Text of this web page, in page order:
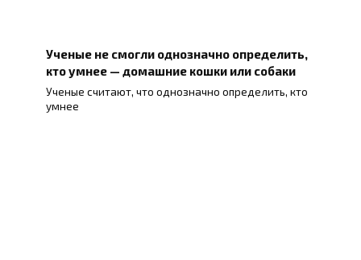
Ученые не смогли однозначно определить,
кто умнее — домашние кошки или собаки
Ученые считают, что однозначно определить, кто
умнее